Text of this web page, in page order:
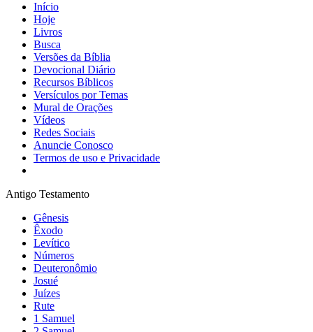
Início
Hoje
Livros
Busca
Versões da Bíblia
Devocional Diário
Recursos Bíblicos
Versículos por Temas
Mural de Orações
Vídeos
Redes Sociais
Anuncie Conosco
Termos de uso e Privacidade
Antigo Testamento
Gênesis
Êxodo
Levítico
Números
Deuteronômio
Josué
Juízes
Rute
1 Samuel